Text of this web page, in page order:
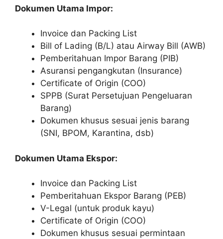
Dokumen Utama Impor:
Invoice dan Packing List
Bill of Lading (B/L) atau Airway Bill (AWB)
Pemberitahuan Impor Barang (PIB)
Asuransi pengangkutan (Insurance)
Certificate of Origin (COO)
SPPB (Surat Persetujuan Pengeluaran
Barang)
Dokumen khusus sesuai jenis barang
(SNI, BPOM, Karantina, dsb)
Dokumen Utama Ekspor:
Invoice dan Packing List
Pemberitahuan Ekspor Barang (PEB)
V-Legal (untuk produk kayu)
Certificate of Origin (COO)
Dokumen khusus sesuai permintaan